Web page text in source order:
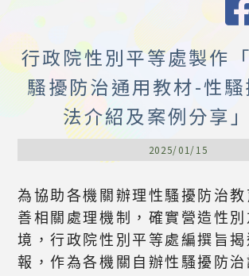
行政院性別平等處製作
騷擾防治通用教材-性
法介紹及案例分享
2025/01/15
為協助各機關辦理性騷擾防治
善相關處理機制，確實營造性別
境，行政院性別平等處編撰旨揭
報，作為各機關自辦性騷擾防治